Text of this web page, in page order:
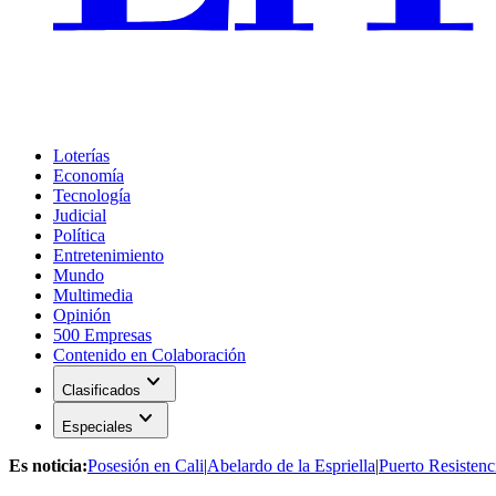
Loterías
Economía
Tecnología
Judicial
Política
Entretenimiento
Mundo
Multimedia
Opinión
500 Empresas
Contenido en Colaboración
Clasificados expand_more
Especiales expand_more
Es noticia:Posesión en Cali|Abelardo de la Espriella|Puerto